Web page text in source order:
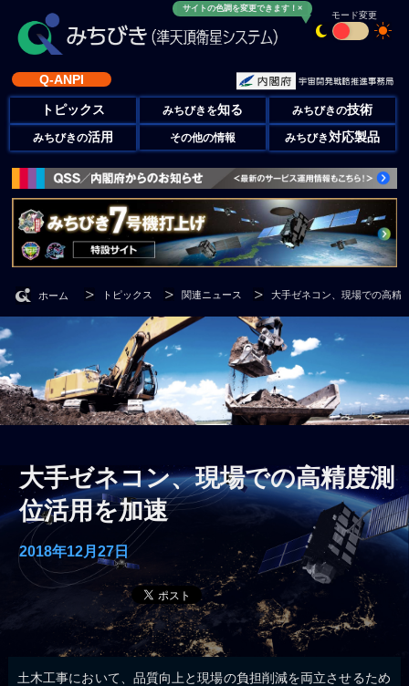
サイトの色調を変更できます！×
モード変更
Q-ANPI
トピックス みちびきを知る みちびきの技術
みちびきの活用 その他の情報 みちびき対応製品
ホーム トピックス 関連ニュース 大手ゼネコン、現場での高精
大手ゼネコン、現場での高精度測
位活用を加速
2018年12月27日
土木工事において、品質向上と現場の負担削減を両立させるため